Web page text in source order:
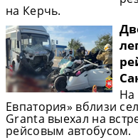
на Керчь.
На
Евпатория» вблизи
Granta выехал на
рейсовым автобусом.